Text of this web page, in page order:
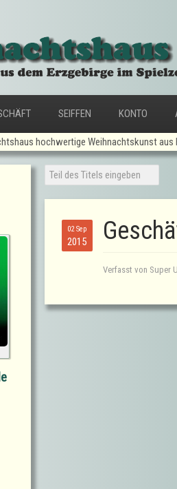
SEIFFEN KONTO
hochwertige Weihnachtskunst
02 Sep
2015
Verfasst von Super